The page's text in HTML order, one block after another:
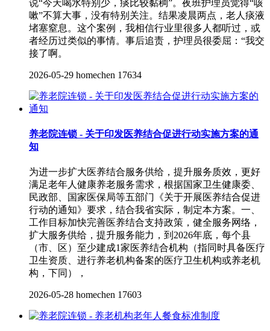
说“今天喝水特别少，痰比较黏稠”。夜班护理员觉得“咳
嗽”不算大事，没有特别关注。结果凌晨两点，老人痰液
堵塞窒息。这个案例，我相信行业里很多人都听过，或
者经历过类似的事情。事后追责，护理员很委屈：“我交
接了啊。
2026-05-29 homechen 17634
养老院连锁 - 关于印发医养结合促进行动实施方案的通
知
为进一步扩大医养结合服务供给，提升服务质效，更好
满足老年人健康养老服务需求，根据国家卫生健康委、
民政部、国家医保局等五部门《关于开展医养结合促进
行动的通知》要求，结合我省实际，制定本方案。一、
工作目标加快完善医养结合支持政策，健全服务网络，
扩大服务供给，提升服务能力，到2026年底，每个县
（市、区）至少建成1家医养结合机构（指同时具备医疗
卫生资质、进行养老机构备案的医疗卫生机构或养老机
构，下同），
2026-05-28 homechen 17603